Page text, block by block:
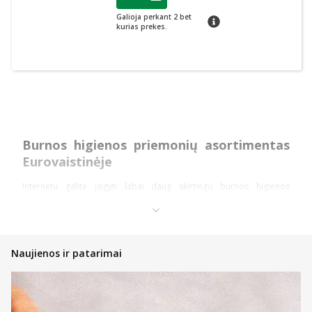
Galioja perkant 2 bet
kurias prekes.
patarimas
Burnos higienos priemonių asortimentas
Eurovaistinėje
Internetu galite įsigyti labai daug skirtingų burnos higienos
pagrindinė ir kiekvieno naudojama higienos priemonė.
tačiau ir būtent jums tinkančių pastų. Turime jautriems
dantims, jautrioms dantenoms bei vaikams pritaikytų
Naujienos ir patarimai